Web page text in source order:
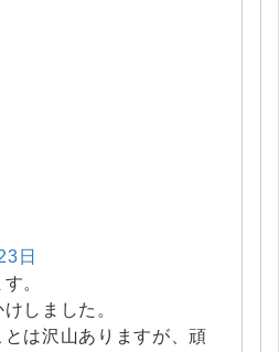
日
。
しました。
は沢山ありますが、頑